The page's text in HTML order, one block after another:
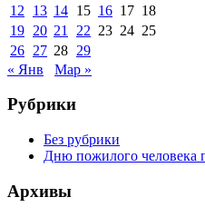
12
13 14 15 16 17 18
19 20 21 22 23 24 25
26 27 28 29
« Янв
Мар »
Рубрики
Без рубрики
Дню пожилого человека
Архивы